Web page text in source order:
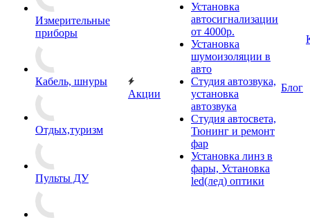
Измерительные
приборы
Кабель, шнуры
Отдых,туризм
Пульты ДУ
Акции
Установка
автосигнализации
от 4000р.
Установка
шумоизоляции в
авто
Студия автозвука,
установка
автозвука
Студия автосвета,
Тюнинг и ремонт
фар
Установка линз в
фары, Установка
led(лед) оптики
Блог